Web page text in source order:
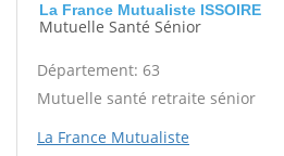
La France Mutualiste ISSOIRE
Mutuelle Santé Sénior
Département: 63
Mutuelle santé retraite sénior
La France Mutualiste